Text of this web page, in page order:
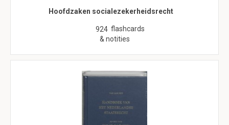
Hoofdzaken socialezekerheidsrecht
924 flashcards
& notities